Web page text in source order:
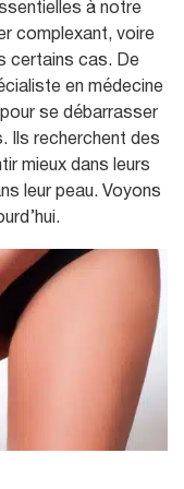
à notre
complexant, voire
certains cas. De
en médecine
se débarrasser
Ils recherchent des
mieux dans leurs
leur peau. Voyons